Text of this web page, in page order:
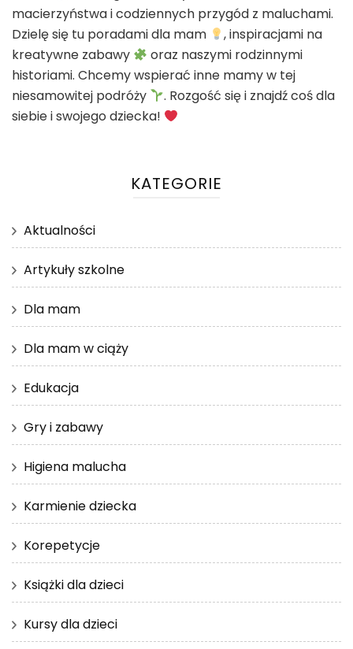
macierzyństwa i codziennych przygód z maluchami.
Dzielę się tu poradami dla mam
, inspiracjami na
kreatywne zabawy
oraz naszymi rodzinnymi
historiami. Chcemy wspierać inne mamy w tej
niesamowitej podróży
. Rozgość się i znajdź coś dla
siebie i swojego dziecka!
KATEGORIE
Aktualności
Artykuły szkolne
Dla mam
Dla mam w ciąży
Edukacja
Gry i zabawy
Higiena malucha
Karmienie dziecka
Korepetycje
Książki dla dzieci
Kursy dla dzieci